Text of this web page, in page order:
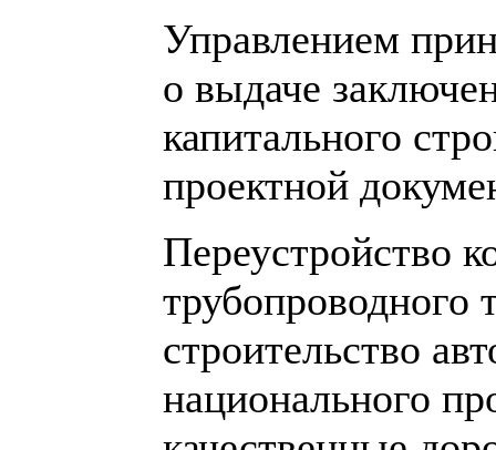
Управлением
о выдаче
капитального
проектной
Переустройство
трубопроводного
строительство
национального